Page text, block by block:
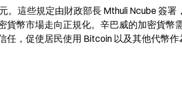
。這些規定由財政部長 Mthuli Ncube 簽署
幣市場走向正規化。辛巴威的加密貨幣
，促使居民使用 Bitcoin 以及其他代幣